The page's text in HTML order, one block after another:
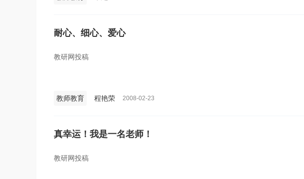
耐心、细心、爱心
教研网投稿
教师教育 程艳荣 2008-02-23
真幸运！我是一名老师！
教研网投稿